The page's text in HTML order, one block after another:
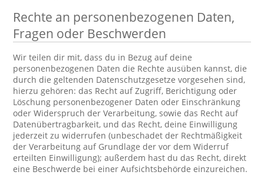
Rechte an personenbezogenen Daten,
Fragen oder Beschwerden
Wir teilen dir mit, dass du in Bezug auf deine
personenbezogenen Daten die Rechte ausüben kannst, die
durch die geltenden Datenschutzgesetze vorgesehen sind,
hierzu gehören: das Recht auf Zugriff, Berichtigung oder
Löschung personenbezogener Daten oder Einschränkung
oder Widerspruch der Verarbeitung, sowie das Recht auf
Datenübertragbarkeit, und das Recht, deine Einwilligung
jederzeit zu widerrufen (unbeschadet der Rechtmäßigkeit
der Verarbeitung auf Grundlage der vor dem Widerruf
erteilten Einwilligung); außerdem hast du das Recht, direkt
eine Beschwerde bei einer Aufsichtsbehörde einzureichen.